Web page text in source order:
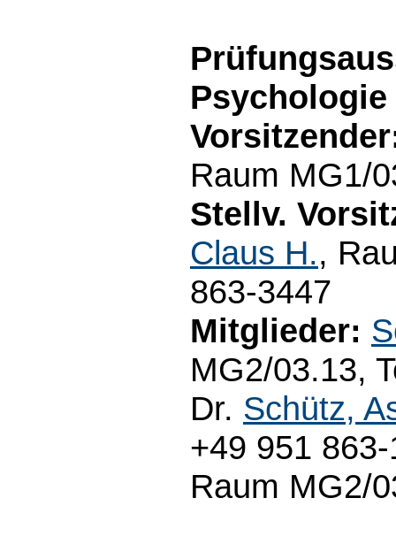
Psychologie
Raum MG1/
Stellv.
Claus H.,
863-3447
Mitglieder:
MG2/03.13,
Dr. Schütz,
+49 951
Raum MG2/